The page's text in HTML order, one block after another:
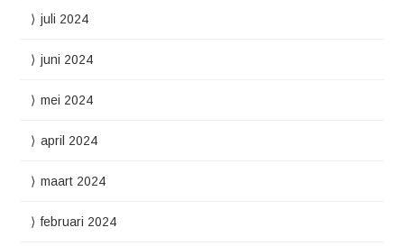
juli 2024
juni 2024
mei 2024
april 2024
maart 2024
februari 2024